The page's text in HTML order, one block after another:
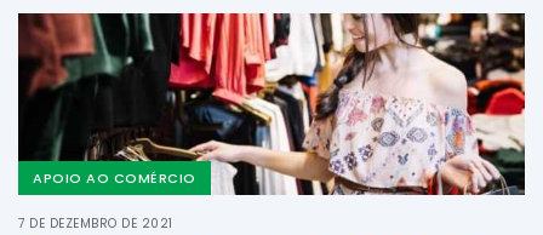
APOIO AO COMÉRCIO
7 DE DEZEMBRO DE 2021